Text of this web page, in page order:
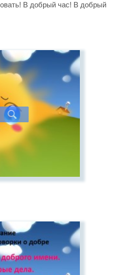
В добрый час! В добрый